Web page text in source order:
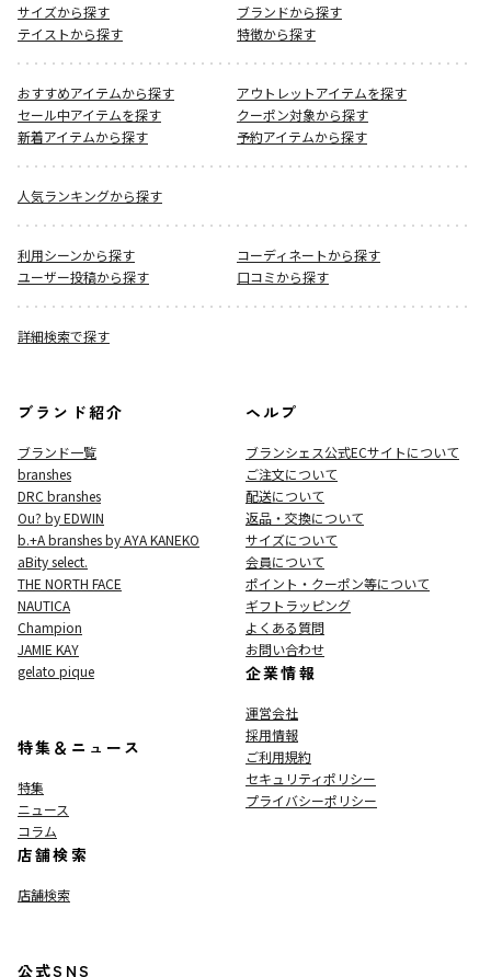
サイズから探す
ブランドから探す
テイストから探す
特徴から探す
おすすめアイテムから探す
アウトレットアイテムを探す
セール中アイテムを探す
クーポン対象から探す
新着アイテムから探す
予約アイテムから探す
人気ランキングから探す
利用シーンから探す
コーディネートから探す
ユーザー投稿から探す
口コミから探す
詳細検索で探す
ブランド紹介
ブランド一覧
branshes
DRC branshes
Ou? by EDWIN
b.+A branshes by AYA KANEKO
aBity select.
THE NORTH FACE
NAUTICA
Champion
JAMIE KAY
gelato pique
特集＆ニュース
特集
ニュース
コラム
店舗検索
店舗検索
ヘルプ
ブランシェス公式ECサイトについて
ご注文について
配送について
返品・交換について
サイズについて
会員について
ポイント・クーポン等について
ギフトラッピング
よくある質問
お問い合わせ
企業情報
運営会社
採用情報
ご利用規約
セキュリティポリシー
プライバシーポリシー
公式SNS